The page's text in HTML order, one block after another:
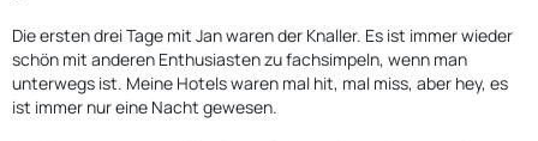
Die ersten drei Tage mit Jan waren der Knaller. Es ist immer wieder
schön mit anderen Enthusiasten zu fachsimpeln, wenn man
unterwegs ist. Meine Hotels waren mal hit, mal miss, aber hey, es
ist immer nur eine Nacht gewesen.